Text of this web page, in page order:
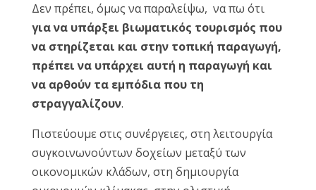
Δεν πρέπει, όμως να παραλείψω, να πω ότι
για να υπάρξει βιωματικός τουρισμός που
να στηρίζεται και στην τοπική παραγωγή,
πρέπει να υπάρχει αυτή η παραγωγή και
να αρθούν τα εμπόδια που τη
στραγγαλίζουν.
Πιστεύουμε στις συνέργειες, στη λειτουργία
συγκοινωνούντων δοχείων μεταξύ των
οικονομικών κλάδων, στη δημιουργία